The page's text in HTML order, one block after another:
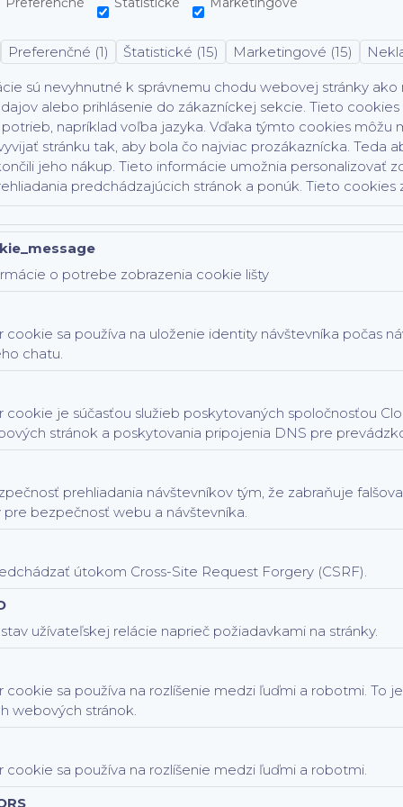
Preferenčné (1) Štatistické (15) Marketingové (15)
sú nevyhnutné k správnemu chodu webovej stránky
alebo prihlásenie do zákazníckej sekcie. Tieto cookies
napríklad voľba jazyka. Vďaka týmto cookies môžu
stránku tak, aby bola čo najviac prozákaznícka. Teda
jeho nákup. Tieto informácie umožnia personalizovať
predchádzajúcich stránok a ponúk. Tieto cookies
o potrebe zobrazenia cookie lišty
cookie sa používa na uloženie identity návštevníka počas
chatu.
cookie je súčasťou služieb poskytovaných spoločnosťou
stránok a poskytovania pripojenia DNS pre
prehliadania návštevníkov tým, že zabraňuje
pre bezpečnosť webu a návštevníka.
útokom Cross-Site Request Forgery (CSRF).
užívateľskej relácie naprieč požiadavkami na stránky.
cookie sa používa na rozlíšenie medzi ľuďmi a robotmi. To
webových stránok.
cookie sa používa na rozlíšenie medzi ľuďmi a robotmi.